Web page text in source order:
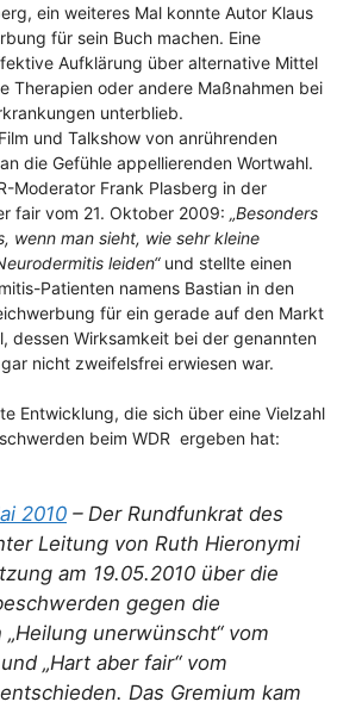
ein weiteres Mal konnte Autor Klaus
für sein Buch machen. Eine
Aufklärung über alternative Mittel
Therapien oder andere Maßnahmen bei
unterblieb.
und Talkshow von anrührenden
die Gefühle appellierenden Wortwahl.
Moderator Frank Plasberg in der
fair vom 21. Oktober 2009: „Besonders
wenn man sieht, wie sehr kleine
leiden“ und stellte einen
Patienten namens Bastian in den
für ein gerade auf den Markt
dessen Wirksamkeit bei der genannten
nicht zweifelsfrei erwiesen war.
Entwicklung, die sich über eine Vielzahl
beim WDR ergeben hat:
2010 – Der Rundfunkrat des
Leitung von Ruth Hieronymi
am 19.05.2010 über die
gegen die
unerwünscht“ vom
„Hart aber fair“ vom
Das Gremium kam